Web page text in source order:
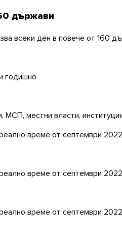
държави
всеки ден в повече от 160
годишно
МСП, местни власти,
време от септември 2022
време от септември 2022
време от септември 2022